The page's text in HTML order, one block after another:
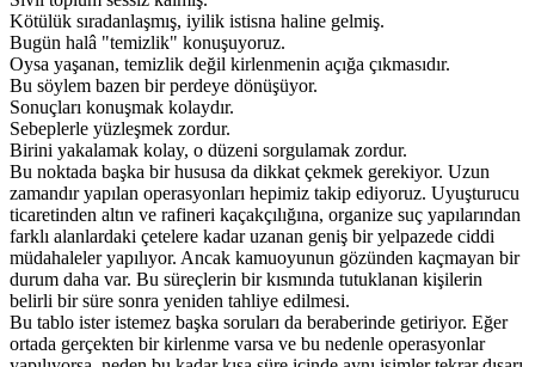
Kötülük sıradanlaşmış, iyilik istisna haline gelmiş.
Bugün halâ "temizlik" konuşuyoruz.
Oysa yaşanan, temizlik değil kirlenmenin açığa çıkmasıdır.
Bu söylem bazen bir perdeye dönüşüyor.
Sonuçları konuşmak kolaydır.
Sebeplerle yüzleşmek zordur.
Birini yakalamak kolay, o düzeni sorgulamak zordur.
Bu noktada başka bir hususa da dikkat çekmek gerekiyor. Uzun
zamandır yapılan operasyonları hepimiz takip ediyoruz. Uyuşturucu
ticaretinden altın ve rafineri kaçakçılığına, organize suç yapılarından
farklı alanlardaki çetelere kadar uzanan geniş bir yelpazede ciddi
müdahaleler yapılıyor. Ancak kamuoyunun gözünden kaçmayan bir
durum daha var. Bu süreçlerin bir kısmında tutuklanan kişilerin
belirli bir süre sonra yeniden tahliye edilmesi.
Bu tablo ister istemez başka soruları da beraberinde getiriyor. Eğer
ortada gerçekten bir kirlenme varsa ve bu nedenle operasyonlar